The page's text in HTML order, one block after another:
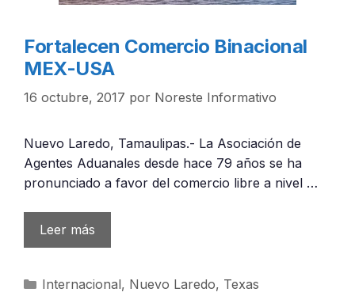
Fortalecen Comercio Binacional
MEX-USA
16 octubre, 2017 por Noreste Informativo
Nuevo Laredo, Tamaulipas.- La Asociación de
Agentes Aduanales desde hace 79 años se ha
pronunciado a favor del comercio libre a nivel …
Leer más
Categorías
Internacional, Nuevo Laredo, Texas